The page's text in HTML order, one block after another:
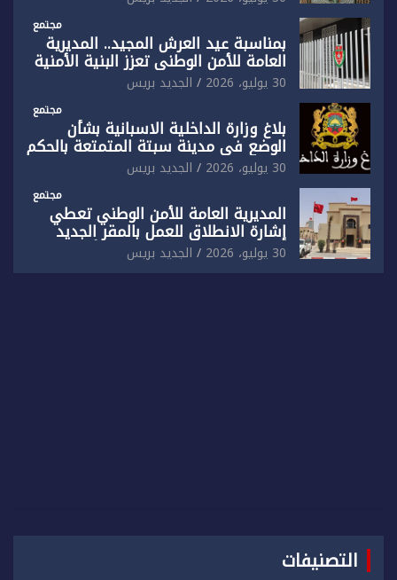
بفاس مجتمع
بمناسبة عيد العرش المجيد.. المديرية
العامة للأمن الوطني تعزز البنية الأمنية
بالناظور بإحداث فرقتين جديدتين
30 يوليو، 2026 الجديد بريس
مجتمع
بلاغ وزارة الداخلية الاسبانية بشأن
الوضع في مدينة سبتة المتمتعة بالحكم
الذاتي
30 يوليو، 2026 الجديد بريس
مجتمع
المديرية العامة للأمن الوطني تعطي
إشارة الانطلاق للعمل بالمقر الجديد
للدائرة الثالثة للشرطة بولاية أمن العيون
30 يوليو، 2026 الجديد بريس
التصنيفات